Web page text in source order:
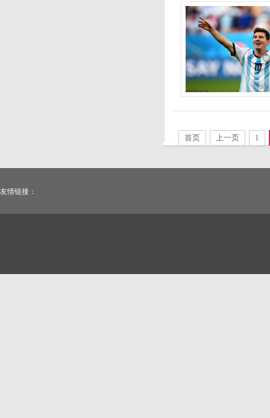
首页 上一页 1
友情链接：